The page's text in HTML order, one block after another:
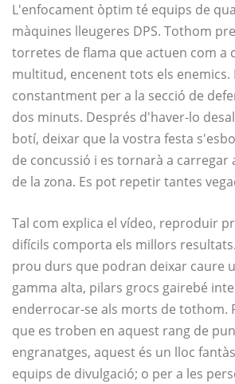
L'enfocament òptim té equips de
màquines lleugeres DPS. Tothom
torretes de flama que actuen com a
multitud, encenent tots els enemics.
constantment per a la secció de
dos minuts. Després d'haver-lo
botí, deixar que la vostra festa
de concussió i es tornarà a carregar
de la zona. Es pot repetir tantes
Tal com explica el vídeo, reproduir
difícils comporta els millors
prou durs que podran deixar caure
gamma alta, pilars grocs gairebé
enderrocar-se als morts de tothom.
que es troben en aquest rang de
engranatges, aquest és un lloc
equips de divulgació; o per a les